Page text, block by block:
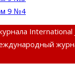
9 №4
International